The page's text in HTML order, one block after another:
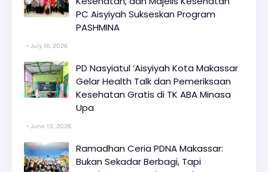
PC Aisyiyah Sukseskan Program
PASHMINA
July 16, 2026
PD Nasyiatul ‘Aisyiyah Kota Makassar
Gelar Health Talk dan Pemeriksaan
Kesehatan Gratis di TK ABA Minasa
Upa
June 13, 2026
Ramadhan Ceria PDNA Makassar:
Bukan Sekadar Berbagi, Tapi